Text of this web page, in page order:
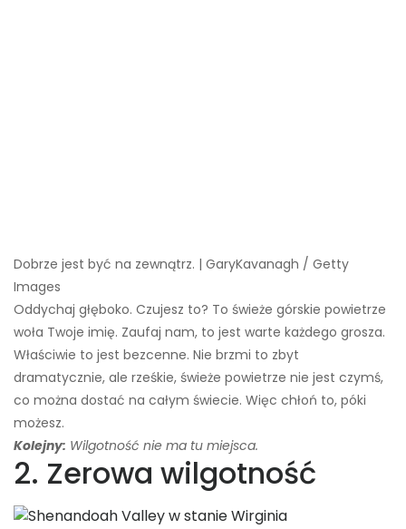
Dobrze jest być na zewnątrz. | GaryKavanagh / Getty
Images
Oddychaj głęboko. Czujesz to? To świeże górskie powietrze
woła Twoje imię. Zaufaj nam, to jest warte każdego grosza.
Właściwie to jest bezcenne. Nie brzmi to zbyt
dramatycznie, ale rześkie, świeże powietrze nie jest czymś,
co można dostać na całym świecie. Więc chłoń to, póki
możesz.
Kolejny: Wilgotność nie ma tu miejsca.
2. Zerowa wilgotność